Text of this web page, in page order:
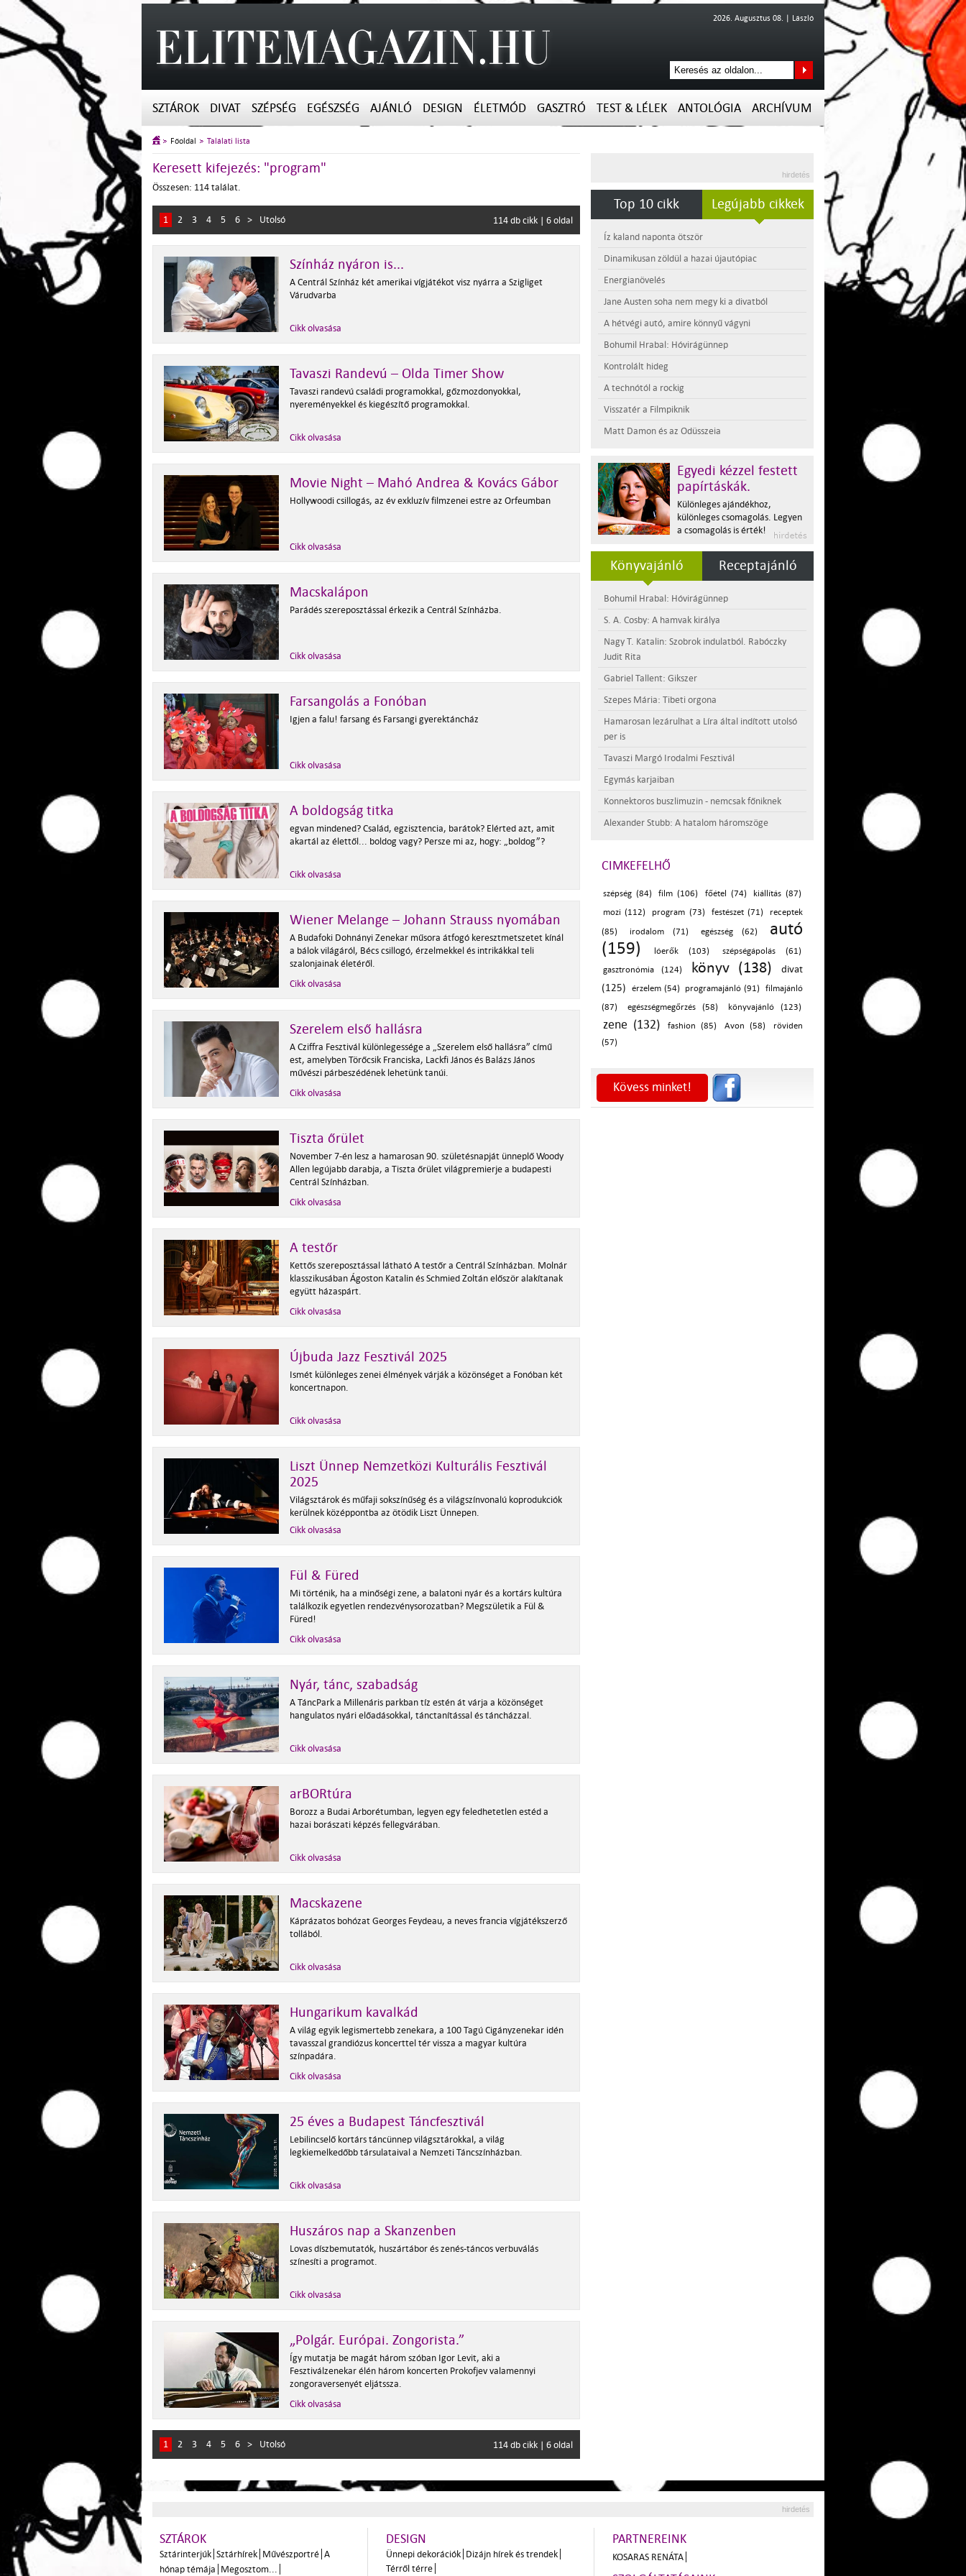
2026. Augusztus 08. | László
SZTÁROK DIVAT SZÉPSÉG EGÉSZSÉG AJÁNLÓ DESIGN ÉLETMÓD GASZTRÓ TEST & LÉLEK ANTOLÓGIA ARCHÍVUM
Főoldal Találati lista
Keresett kifejezés: "program"
Összesen: 114 találat.
1 2 3 4 5 6 > Utolsó 114 db cikk | 6 oldal
Színház nyáron is...
A Centrál Színház két amerikai vígjátékot visz nyárra a Szigliget
Várudvarba
Cikk olvasása
Tavaszi Randevú – Olda Timer Show
Tavaszi randevú családi programokkal, gőzmozdonyokkal,
nyereményekkel és kiegészítő programokkal.
Cikk olvasása
Movie Night – Mahó Andrea & Kovács Gábor
Hollywoodi csillogás, az év exkluzív filmzenei estre az Orfeumban
Cikk olvasása
Macskalápon
Parádés szereposztással érkezik a Centrál Színházba.
Cikk olvasása
Farsangolás a Fonóban
Igjen a falu! farsang és Farsangi gyerektáncház
Cikk olvasása
A boldogság titka
egvan mindened? Család, egzisztencia, barátok? Elérted azt, amit
akartál az élettől... boldog vagy? Persze mi az, hogy: „boldog”?
Cikk olvasása
Wiener Melange – Johann Strauss nyomában
A Budafoki Dohnányi Zenekar műsora átfogó keresztmetszetet kínál
a bálok világáról, Bécs csillogó, érzelmekkel és intrikákkal teli
szalonjainak életéről.
Cikk olvasása
Szerelem első hallásra
A Cziffra Fesztivál különlegessége a „Szerelem első hallásra” című
est, amelyben Törőcsik Franciska, Lackfi János és Balázs János
művészi párbeszédének lehetünk tanúi.
Cikk olvasása
Tiszta őrület
November 7-én lesz a hamarosan 90. születésnapját ünneplő Woody
Allen legújabb darabja, a Tiszta őrület világpremierje a budapesti
Centrál Színházban.
Cikk olvasása
A testőr
Kettős szereposztással látható A testőr a Centrál Színházban. Molnár
klasszikusában Ágoston Katalin és Schmied Zoltán először alakítanak
együtt házaspárt.
Cikk olvasása
Újbuda Jazz Fesztivál 2025
Ismét különleges zenei élmények várják a közönséget a Fonóban két
koncertnapon.
Cikk olvasása
Liszt Ünnep Nemzetközi Kulturális Fesztivál
2025
Világsztárok és műfaji sokszínűség és a világszínvonalú koprodukciók
kerülnek középpontba az ötödik Liszt Ünnepen.
Cikk olvasása
Fül & Füred
Mi történik, ha a minőségi zene, a balatoni nyár és a kortárs kultúra
találkozik egyetlen rendezvénysorozatban? Megszületik a Fül &
Füred!
Cikk olvasása
Nyár, tánc, szabadság
A TáncPark a Millenáris parkban tíz estén át várja a közönséget
hangulatos nyári előadásokkal, tánctanítással és táncházzal.
Cikk olvasása
arBORtúra
Borozz a Budai Arborétumban, legyen egy feledhetetlen estéd a
hazai borászati képzés fellegvárában.
Cikk olvasása
Macskazene
Káprázatos bohózat Georges Feydeau, a neves francia vígjátékszerző
tollából.
Cikk olvasása
Hungarikum kavalkád
A világ egyik legismertebb zenekara, a 100 Tagú Cigányzenekar idén
tavasszal grandiózus koncerttel tér vissza a magyar kultúra
színpadára.
Cikk olvasása
25 éves a Budapest Táncfesztivál
Lebilincselő kortárs táncünnep világsztárokkal, a világ
legkiemelkedőbb társulataival a Nemzeti Táncszínházban.
Cikk olvasása
Huszáros nap a Skanzenben
Lovas díszbemutatók, huszártábor és zenés-táncos verbuválás
színesíti a programot.
Cikk olvasása
„Polgár. Európai. Zongorista.”
Így mutatja be magát három szóban Igor Levit, aki a
Fesztiválzenekar élén három koncerten Prokofjev valamennyi
zongoraversenyét eljátssza.
Cikk olvasása
1 2 3 4 5 6 > Utolsó 114 db cikk | 6 oldal
hirdetés
Top 10 cikk Legújabb cikkek
Íz kaland naponta ötször
Dinamikusan zöldül a hazai újautópiac
Energianövelés
Jane Austen soha nem megy ki a divatból
A hétvégi autó, amire könnyű vágyni
Bohumil Hrabal: Hóvirágünnep
Kontrolált hideg
A technótól a rockig
Visszatér a Filmpiknik
Matt Damon és az Odüsszeia
Egyedi kézzel festett
papírtáskák.
Különleges ajándékhoz,
különleges csomagolás. Legyen
a csomagolás is érték!
Könyvajánló Receptajánló
Bohumil Hrabal: Hóvirágünnep
S. A. Cosby: A hamvak királya
Nagy T. Katalin: Szobrok indulatból. Rabóczky
Judit Rita
Gabriel Tallent: Gikszer
Szepes Mária: Tibeti orgona
Hamarosan lezárulhat a Líra által indított utolsó
per is
Tavaszi Margó Irodalmi Fesztivál
Egymás karjaiban
Konnektoros buszlimuzin - nemcsak főniknek
Alexander Stubb: A hatalom háromszöge
CIMKEFELHŐ
szépség (84) film (106) főétel (74)
kiállítás (87)
mozi (112)
program (73) festészet (71) receptek
(85) irodalom (71) egészség (62)
autó
(159)
lóerők (103)
szépségápolás (61)
gasztronómia (124)
könyv (138)
divat
(125)
érzelem (54) programajánló (91)
filmajánló
(87)
egészségmegőrzés (58) könyvajánló (123)
zene (132) fashion (85) Avon (58)
röviden
(57)
Kövess minket!
hirdetés
SZTÁROK
Sztárinterjúk Sztárhírek Művészportré A
hónap témája Megosztom...
DESIGN
Ünnepi dekorációk Dizájn hírek és trendek
Térről térre
PARTNEREINK
KOSARAS RENÁTA